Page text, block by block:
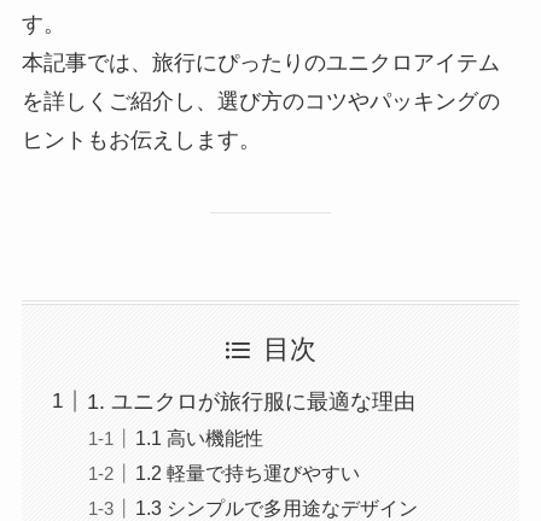
す。
本記事では、旅行にぴったりのユニクロアイテム
を詳しくご紹介し、選び方のコツやパッキングの
ヒントもお伝えします。
目次
1. ユニクロが旅行服に最適な理由
1.1 高い機能性
1.2 軽量で持ち運びやすい
1.3 シンプルで多用途なデザイン